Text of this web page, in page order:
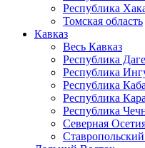
Республика
Томская область
Кавказ
Весь Кавказ
Республика
Республика
Республика
Республика
Республика
Северная